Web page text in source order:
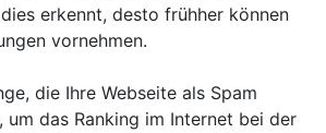
erkennt, desto frühher können
vornehmen.
die Ihre Webseite als Spam
um das Ranking im Internet bei der